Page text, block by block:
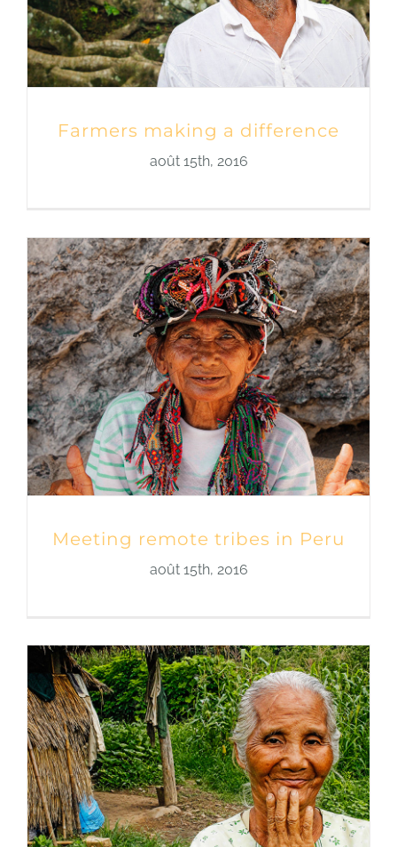
Farmers making a difference
août 15th, 2016
Meeting remote tribes in Peru
août 15th, 2016